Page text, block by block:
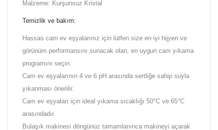
Malzeme: Kurşunsuz Kristal
Temizlik ve bakım:
Hassas cam ev eşyalarınız için lütfen size en iyi hijyen ve
görünüm performansını sunacak olan, en uygun cam yıkama
programını seçin.
Cam ev eşyalarının 4 ve 6 pH arasında sertliğe sahip suyla
yıkanması önerilir.
Cam ev eşyaları için ideal yıkama sıcaklığı 50°C ve 65°C
arasındadır.
Bulaşık makinesi döngünüz tamamlanınca makineyi açarak